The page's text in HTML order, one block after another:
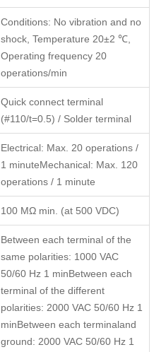
Conditions: No vibration and no
shock, Temperature 20±2 ℃,
Operating frequency 20
operations/min
Quick connect terminal
(#110/t=0.5) / Solder terminal
Electrical: Max. 20 operations /
1 minuteMechanical: Max. 120
operations / 1 minute
100 MΩ min. (at 500 VDC)
Between each terminal of the
same polarities: 1000 VAC
50/60 Hz 1 minBetween each
terminal of the different
polarities: 2000 VAC 50/60 Hz 1
minBetween each terminaland
ground: 2000 VAC 50/60 Hz 1